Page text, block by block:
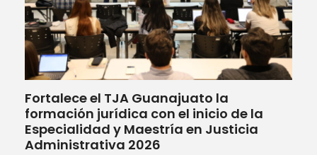
Fortalece el TJA Guanajuato la
formación jurídica con el inicio de la
Especialidad y Maestría en Justicia
Administrativa 2026